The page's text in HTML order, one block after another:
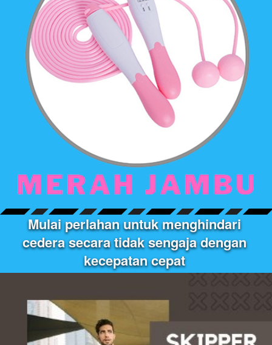
Mulai perlahan untuk menghindari
cedera secara tidak sengaja dengan
kecepatan cepat